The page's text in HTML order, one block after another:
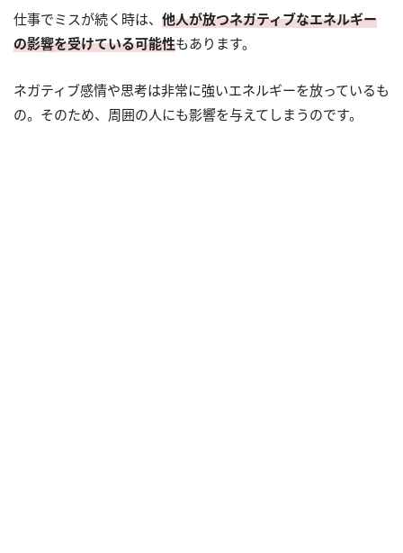
仕事でミスが続く時は、 他人が放つネガティブなエネルギー
の影響を受けている可能性もあります。
ネガティブ感情や思考は非常に強いエネルギーを放っているも
の。そのため、周囲の人にも影響を与えてしまうのです。